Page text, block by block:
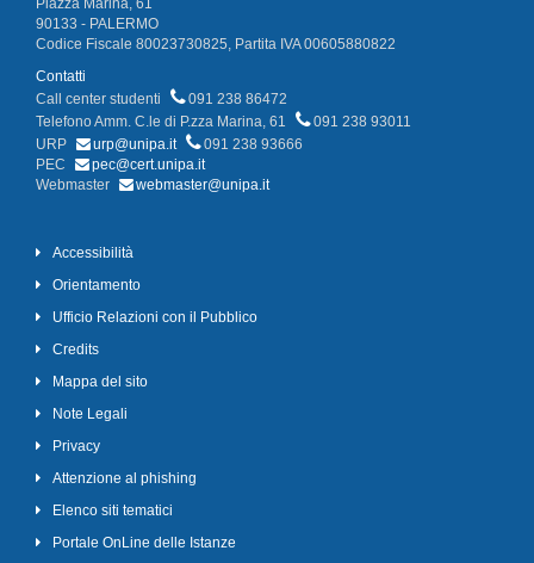
Piazza Marina, 61
90133 - PALERMO
Codice Fiscale 80023730825, Partita IVA 00605880822
Contatti
Call center studenti
091 238 86472
Telefono Amm. C.le di P.zza Marina, 61
091 238 93011
URP
urp@unipa.it
091 238 93666
PEC
pec@cert.unipa.it
Webmaster
webmaster@unipa.it
Accessibilità
Orientamento
Ufficio Relazioni con il Pubblico
Credits
Mappa del sito
Note Legali
Privacy
Attenzione al phishing
Elenco siti tematici
Portale OnLine delle Istanze